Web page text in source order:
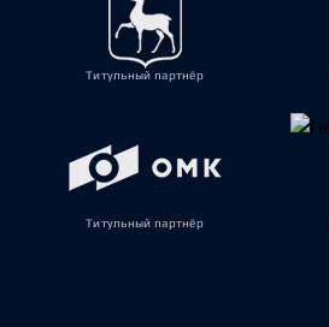
Титульный партнёр
Титульный партнёр